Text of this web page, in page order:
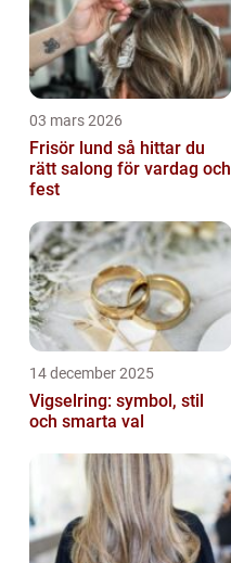
03 mars 2026
Frisör lund så hittar du
rätt salong för vardag och
fest
14 december 2025
Vigselring: symbol, stil
och smarta val